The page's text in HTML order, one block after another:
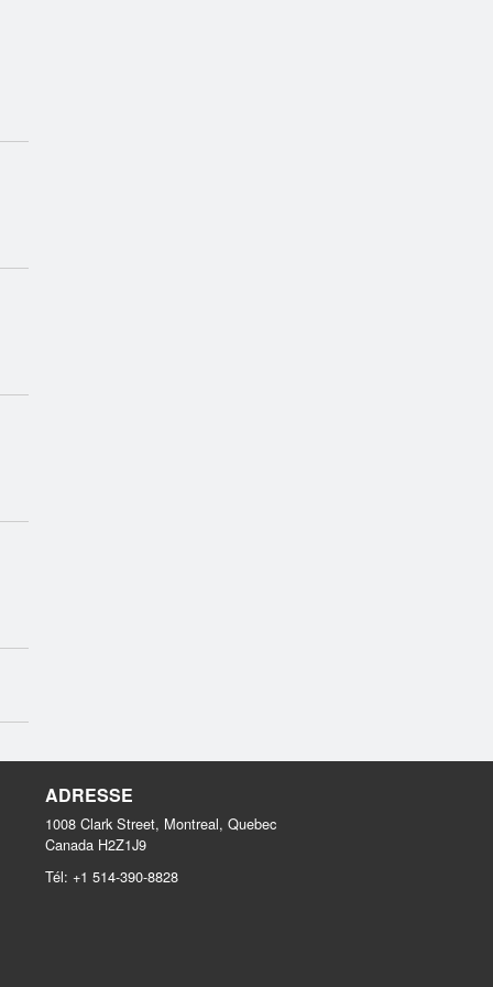
ADRESSE
1008 Clark Street, Montreal, Quebec
Canada H2Z1J9
Tél: +1 514-390-8828